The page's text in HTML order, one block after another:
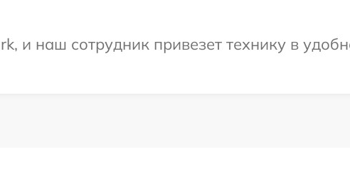
наш сотрудник привезет технику в